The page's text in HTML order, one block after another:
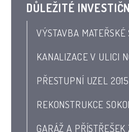
DŮLEŽITÉ
VÝSTAVBA
KANALIZACE V ULICI
PŘESTUPNÍ UZEL 2015
REKONSTRUKCE
GARÁŽ A PŘÍSTŘEŠEK